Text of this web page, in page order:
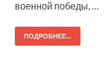
военной победы, …
ПОДРОБНЕЕ...